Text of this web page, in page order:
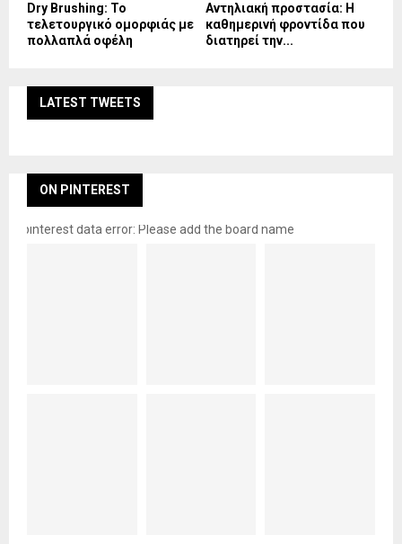
Dry Brushing: Το
τελετουργικό ομορφιάς με
πολλαπλά οφέλη
Αντηλιακή προστασία: Η
καθημερινή φροντίδα που
διατηρεί την...
LATEST TWEETS
ON PINTEREST
pinterest data error: Please add the board name